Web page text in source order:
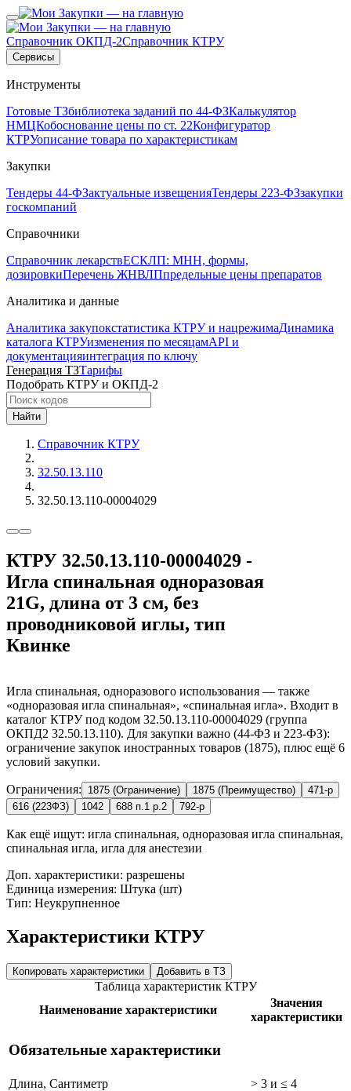
Справочник ОКПД-2Справочник КТРУ
Сервисы
Инструменты
Готовые ТЗбиблиотека заданий по 44-ФЗКалькулятор
НМЦКобоснование цены по ст. 22Конфигуратор
КТРУописание товара по характеристикам
Закупки
Тендеры 44-ФЗактуальные извещенияТендеры 223-ФЗзакупки
госкомпаний
Справочники
Справочник лекарствЕСКЛП: МНН, формы,
дозировкиПеречень ЖНВЛПпредельные цены препаратов
Аналитика и данные
Аналитика закупокстатистика КТРУ и нацрежимаДинамика
каталога КТРУизменения по месяцамAPI и
документацияинтеграция по ключу
Генерация ТЗТарифы
Подобрать КТРУ и ОКПД-2
Найти
Справочник КТРУ
32.50.13.110
32.50.13.110-00004029
КТРУ 32.50.13.110-00004029 -
Игла спинальная одноразовая
21G, длина от 3 см, без
проводниковой иглы, тип
Квинке
Игла спинальная, одноразового использования — также
«одноразовая игла спинальная», «спинальная игла». Входит в
каталог КТРУ под кодом 32.50.13.110-00004029 (группа
ОКПД2 32.50.13.110). Для закупки важно (44-ФЗ и 223-ФЗ):
ограничение закупок иностранных товаров (1875), плюс ещё 6
условий закупки.
Ограничения: 1875 (Ограничение) 1875 (Преимущество)
471-р
616 (223ФЗ)
1042 688 п.1 р.2 792-р
Как ещё ищут: игла спинальная, одноразовая игла спинальная,
спинальная игла, игла для анестезии
Доп. характеристики: разрешены
Единица измерения: Штука (шт)
Тип: Неукрупненное
Характеристики КТРУ
Копировать характеристики Добавить в ТЗ
Таблица характеристик КТРУ
Наименование характеристики
Значения
характеристики
Обязательные характеристики
Длина, Сантиметр
> 3 и ≤ 4